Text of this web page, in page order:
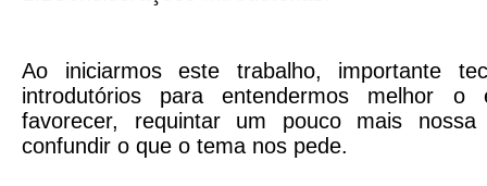
Ao iniciarmos este trabalho, importante
introdutórios para entendermos melhor o
favorecer, requintar um pouco mais
confundir o que o tema nos pede.